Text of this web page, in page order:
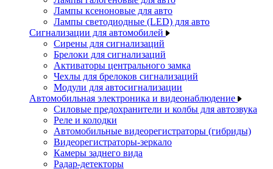
Лампы ксеноновые для авто
Лампы светодиодные (LED) для авто
Сигнализации для автомобилей
Сирены для сигнализаций
Брелоки для сигнализаций
Активаторы центрального замка
Чехлы для брелоков сигнализаций
Модули для автосигнализации
Автомобильная электроника и видеонаблюдение
Силовые предохранители и колбы для автозвука
Реле и колодки
Автомобильные видеорегистраторы (гибриды)
Видеорегистраторы-зеркало
Камеры заднего вида
Радар-детекторы